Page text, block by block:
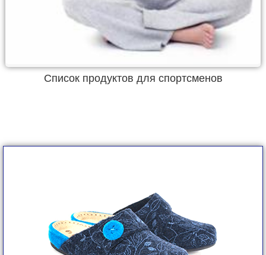
Список продуктов для спортсменов